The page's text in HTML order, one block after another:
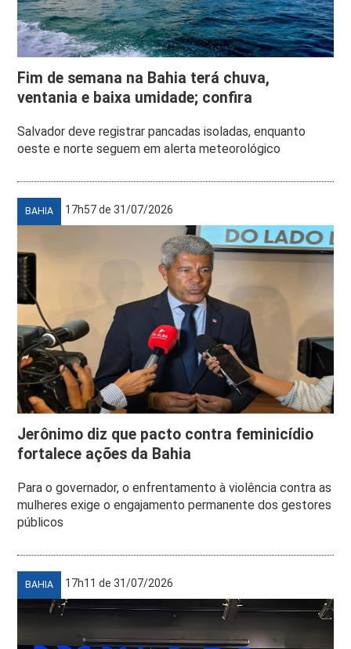
Fim de semana na Bahia terá chuva,
ventania e baixa umidade; confira
Salvador deve registrar pancadas isoladas, enquanto
oeste e norte seguem em alerta meteorológico
BAHIA 17h57 de 31/07/2026
Jerônimo diz que pacto contra feminicídio
fortalece ações da Bahia
Para o governador, o enfrentamento à violência contra as
mulheres exige o engajamento permanente dos gestores
públicos
BAHIA 17h11 de 31/07/2026